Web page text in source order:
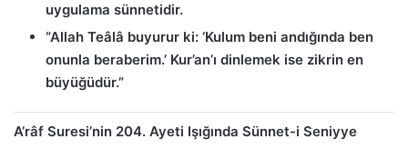
uygulama sünnetidir.
“Allah Teâlâ buyurur ki: ‘Kulum beni andığında ben
onunla beraberim.’ Kur’an’ı dinlemek ise zikrin en
büyüğüdür.”
A’râf Suresi’nin 204. Ayeti Işığında Sünnet-i Seniyye